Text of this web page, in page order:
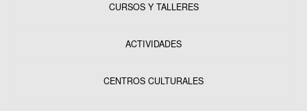
CURSOS Y TALLERES
ACTIVIDADES
CENTROS CULTURALES